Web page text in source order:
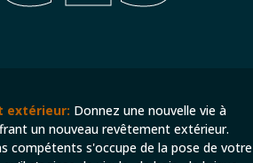
extérieur: Donnez une nouvelle vie à
un nouveau revêtement extérieur.
compétents s'occupe de la pose de votre